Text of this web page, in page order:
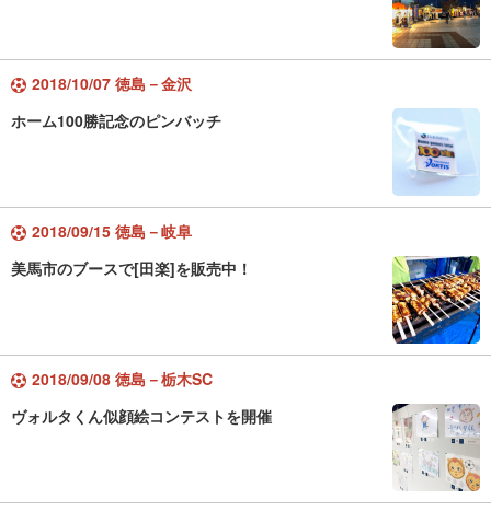
2018/10/07 徳島－金沢
ホーム100勝記念のピンバッチ
2018/09/15 徳島－岐阜
美馬市のブースで[田楽]を販売中！
2018/09/08 徳島－栃木SC
ヴォルタくん似顔絵コンテストを開催